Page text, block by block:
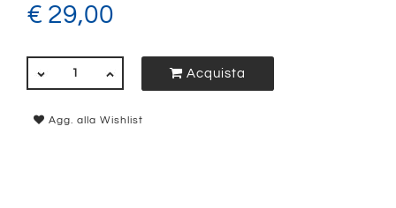
€ 29,00
Acquista
Agg. alla Wishlist